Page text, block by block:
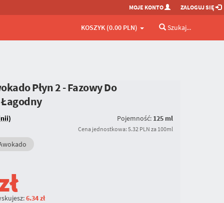
MOJE KONTO ZALOGUJ SIĘ
KOSZYK (0.00 PLN) Szukaj...
Płyn 2 - Fazowy Do
Pojemność: 125 ml
Cena jednostkowa: 5.32 PLN za 100ml
6.34 zł